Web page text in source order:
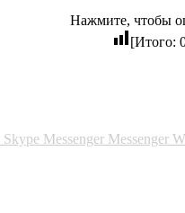
Нажмите, чтобы
[Итого:
Skype Messenger Messenger